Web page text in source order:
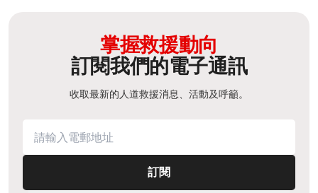
掌握救援動向
訂閱我們的電子通訊
收取最新的人道救援消息、活動及呼籲。
訂閱